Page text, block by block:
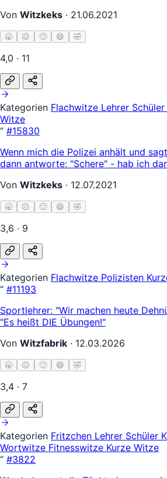
Von Witzkeks · 21.06.2021
🥱 😐 🙂 😄 🤣
4,0 · 11
Kategorien Flachwitze Lehrer Schüler
Witze
“ #15830
Wenn mich die Polizei anhält und
dann antworte: "Schere" - hab ich
Von Witzkeks · 12.07.2021
🥱 😐 🙂 😄 🤣
3,6 · 9
Kategorien Flachwitze Polizisten
“ #11193
Sportlehrer: "Wir machen heute
"Es heißt DIE Übungen!"
Von Witzfabrik · 12.03.2026
🥱 😐 🙂 😄 🤣
3,4 · 7
Kategorien Fritzchen Lehrer Schüler
Wortwitze Fitnesswitze Kurze Witze
“ #3822